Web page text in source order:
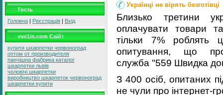
Гость
Головна | Реєстрація | Вхід
eve1in.com Саїйт
купити шкарпетки червоноград
оптом от производителя
панчішна фабрика каталог
шкарпетки львів
чоловічі шкарпетки
виробництво шкарпеток червоноград
шкарпетки купити
Українці не вірять безготівці
Близько третини
оплачувати товари
тільки 7% роблять
опитування, що
служба "559 Швидка
З 400 осіб, опитаних
не чули про інтернет-